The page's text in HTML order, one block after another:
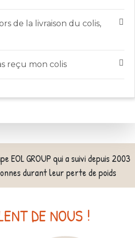
de la livraison du colis,
reçu mon colis
EOL GROUP qui a suivi depuis 2003
durant leur perte de poids
DE NOUS !